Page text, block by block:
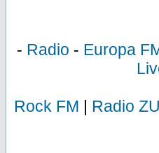
- Radio - Europa
Rock FM | Radio ZU